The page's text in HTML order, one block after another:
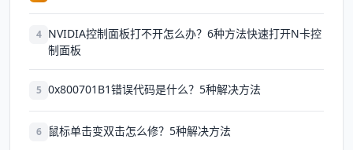
4 NVIDIA控制面板打不开怎么办？6种方法快速打开N卡控
制面板
5 0x800701B1错误代码是什么？5种解决方法
6 鼠标单击变双击怎么修？5种解决方法